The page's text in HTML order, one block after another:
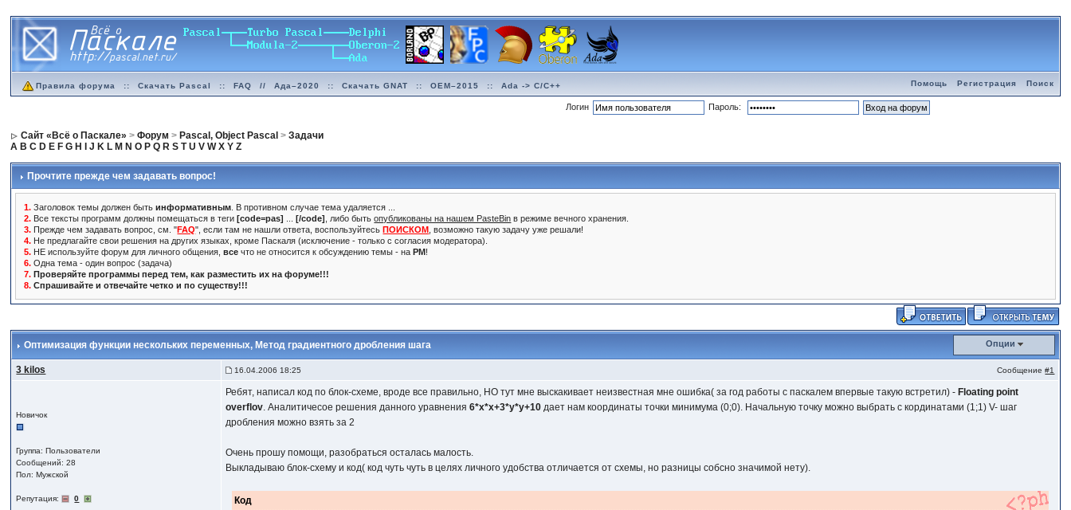
Правила форума :: Скачать Pascal :: FAQ // Ада–2020 :: Скачать GNAT :: OEM–2015 :: Ada -> C/C++ Помощь Регистрация Поиск
Логин Пароль:
Сайт «Всё о Паскале» >Форум > Pascal, Object Pascal >Задачи
A B C D E F G H J K L M N O P Q R S T U V W X Y Z
Прочтите прежде чем задавать вопрос!
1. Заголовок темы должен бытьинформативным . В противном случае тема удаляется ...
2. Все тексты программ должны помещаться в теги[code=pas] ...[/code] , либо бытьопубликованы на нашем PasteBin в режиме вечного хранения.
3. Прежде чем задавать вопрос, см. "FAQ", если там не нашли ответа, воспользуйтесьПОИСКОМ , возможно такую задачу уже решали!
4. Не предлагайте свои решения на других языках, кроме Паскаля (исключение - только с согласия модератора).
5. НЕ используйте форум для личного общения,все что не относится к обсуждению темы - наPM!
6. Одна тема - один вопрос (задача)
7. Проверяйте программы перед тем, как разместить их на форуме!!!
8. Спрашивайте и отвечайте четко и по существу!!!
Оптимизация функции нескольких переменных, Метод градиентного дробления шага Опции
3 kilos 16.04.2006 18:25 Сообщение#1
Новичок
Группа: Пользователи
Сообщений: 28
Пол: Мужской
Репутация: 0
Ребят, написал код по блок-схеме, вроде все правильно, НО тут мне выскакивает неизвестная мне ошибка( за год работы с паскалем впервые такую встретил) - Floating point
overflov. Аналитичесое решения данного уравнения6*x*x+3*y*y+10 дает нам координаты точки минимума (0;0). Начальную точку можно выбрать с кординатами (1;1) V- шаг
дробления можно взять за 2
Очень прошу помощи, разобраться осталась малость.
Выкладываю блок-схему и код( код чуть чуть в целях личного удобства отличается от схемы, но разницы собсно значимой нету).
Код